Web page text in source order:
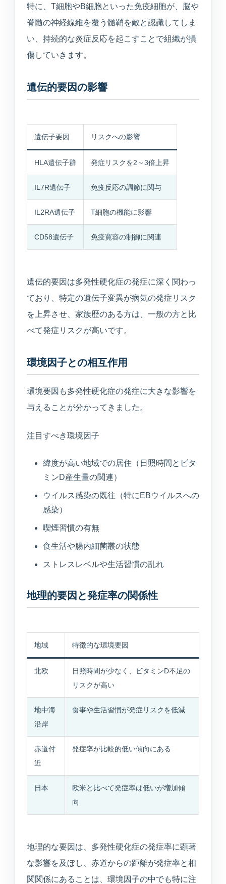
特に、T細胞やB細胞といった免疫細胞が、脳や
脊髄の神経線維を覆う髄鞘を敵と認識してしま
い、持続的な炎症反応を起こすことで組織が損
傷していきます。
遺伝的要因の影響
遺伝子要因 リスクへの影響
HLA遺伝子群 発症リスクを2～3倍上昇
IL7R遺伝子 免疫反応の調節に関与
IL2RA遺伝子 T細胞の機能に影響
CD58遺伝子 免疫寛容の制御に関連
遺伝的要因は多発性硬化症の発症に深く関わっ
ており、特定の遺伝子変異が病気の発症リスク
を上昇させ、家族歴のある方は、一般の方と比
べて発症リスクが高いです。
環境因子との相互作用
環境要因も多発性硬化症の発症に大きな影響を
与えることが分かってきました。
注目すべき環境因子
緯度が高い地域での居住（日照時間とビタ
ミンD産生量の関連）
ウイルス感染の既往（特にEBウイルスへの
感染）
喫煙習慣の有無
食生活や腸内細菌叢の状態
ストレスレベルや生活習慣の乱れ
地理的要因と発症率の関係性
地域 特徴的な環境要因
北欧
日照時間が少なく、ビタミンD不足の
リスクが高い
地中海
沿岸
食事や生活習慣が発症リスクを低減
赤道付
近
発症率が比較的低い傾向にある
日本
欧米と比べて発症率は低いが増加傾
向
地理的な要因は、多発性硬化症の発症率に顕著
な影響を及ぼし、赤道からの距離が発症率と相
関関係にあることは、環境因子の中でも特に注